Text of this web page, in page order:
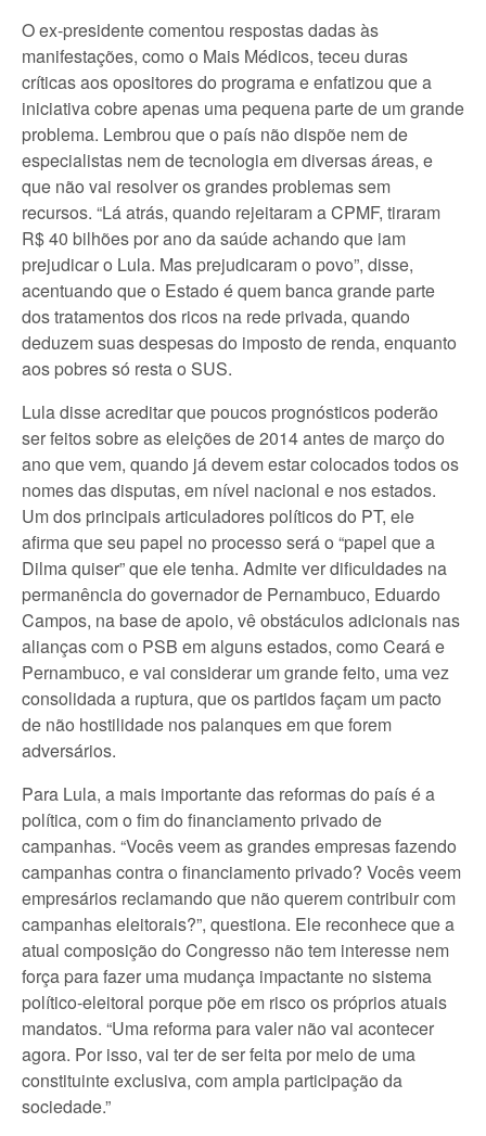
O ex-presidente comentou respostas dadas às
manifestações, como o Mais Médicos, teceu duras
críticas aos opositores do programa e enfatizou que a
iniciativa cobre apenas uma pequena parte de um grande
problema. Lembrou que o país não dispõe nem de
especialistas nem de tecnologia em diversas áreas, e
que não vai resolver os grandes problemas sem
recursos. “Lá atrás, quando rejeitaram a CPMF, tiraram
R$ 40 bilhões por ano da saúde achando que iam
prejudicar o Lula. Mas prejudicaram o povo”, disse,
acentuando que o Estado é quem banca grande parte
dos tratamentos dos ricos na rede privada, quando
deduzem suas despesas do imposto de renda, enquanto
aos pobres só resta o SUS.
Lula disse acreditar que poucos prognósticos poderão
ser feitos sobre as eleições de 2014 antes de março do
ano que vem, quando já devem estar colocados todos os
nomes das disputas, em nível nacional e nos estados.
Um dos principais articuladores políticos do PT, ele
afirma que seu papel no processo será o “papel que a
Dilma quiser” que ele tenha. Admite ver dificuldades na
permanência do governador de Pernambuco, Eduardo
Campos, na base de apoio, vê obstáculos adicionais nas
alianças com o PSB em alguns estados, como Ceará e
Pernambuco, e vai considerar um grande feito, uma vez
consolidada a ruptura, que os partidos façam um pacto
de não hostilidade nos palanques em que forem
adversários.
Para Lula, a mais importante das reformas do país é a
política, com o fim do financiamento privado de
campanhas. “Vocês veem as grandes empresas fazendo
campanhas contra o financiamento privado? Vocês veem
empresários reclamando que não querem contribuir com
campanhas eleitorais?”, questiona. Ele reconhece que a
atual composição do Congresso não tem interesse nem
força para fazer uma mudança impactante no sistema
político-eleitoral porque põe em risco os próprios atuais
mandatos. “Uma reforma para valer não vai acontecer
agora. Por isso, vai ter de ser feita por meio de uma
constituinte exclusiva, com ampla participação da
sociedade.”